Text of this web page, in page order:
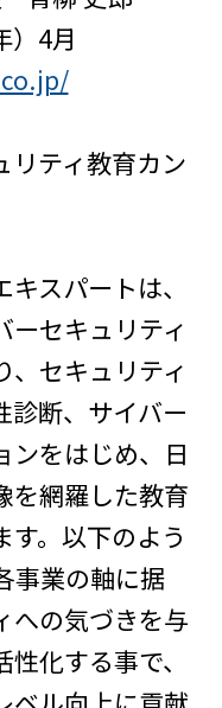
）4月
ティ教育カン
スパートは、
ーセキュリティ
、セキュリティ
診断、サイバー
ンをはじめ、日
を網羅した教育
す。以下のよう
事業の軸に据
への気づきを与
化する事で、